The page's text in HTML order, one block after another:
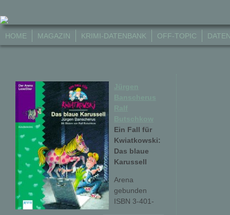
HOME MAGAZIN KRIMI-DATENBANK OFF-TOPIC
Ein Fall für
Kwiatkowski:
Das blaue
Karussell
Arena
gebunden
ISBN 3-401-